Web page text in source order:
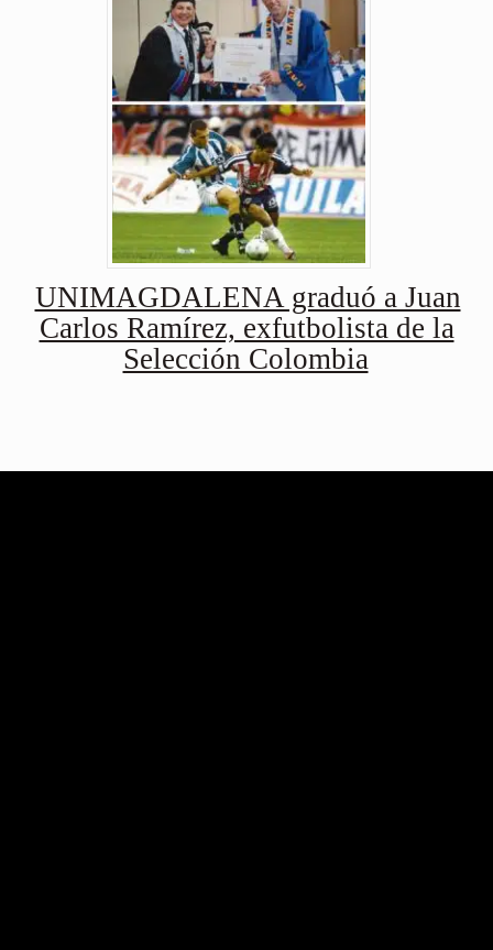
UNIMAGDALENA graduó a Juan
Carlos Ramírez, exfutbolista de la
Selección Colombia